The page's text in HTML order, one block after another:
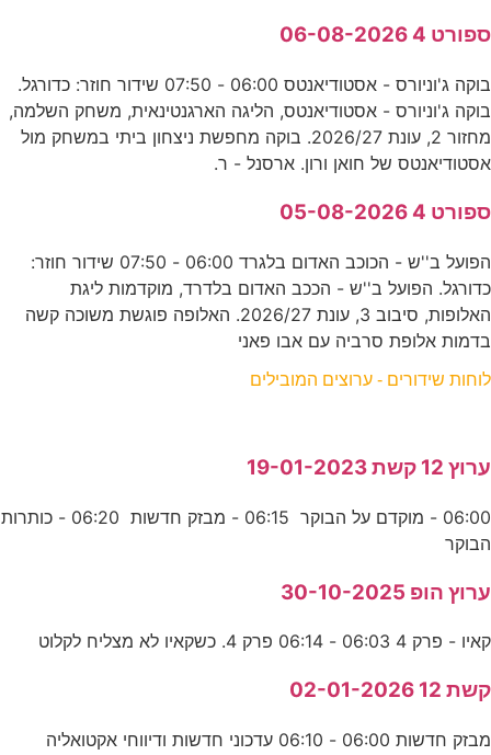
ספורט 4 06-08-2026
בוקה ג'וניורס - אסטודיאנטס 06:00 - 07:50 שידור חוזר: כדורגל.
בוקה ג'וניורס - אסטודיאנטס, הליגה הארגנטינאית, משחק השלמה,
מחזור 2, עונת 2026/27. בוקה מחפשת ניצחון ביתי במשחק מול
אסטודיאנטס של חואן ורון. ארסנל - ר.
ספורט 4 05-08-2026
הפועל ב''ש - הכוכב האדום בלגרד 06:00 - 07:50 שידור חוזר:
כדורגל. הפועל ב''ש - הככב האדום בלדרד, מוקדמות ליגת
האלופות, סיבוב 3, עונת 2026/27. האלופה פוגשת משוכה קשה
בדמות אלופת סרביה עם אבו פאני
לוחות שידורים - ערוצים המובילים
ערוץ 12 קשת 19-01-2023
06:00 - מוקדם על הבוקר 06:15 - מבזק חדשות 06:20 - כותרות
הבוקר
ערוץ הופ 30-10-2025
קאיו - פרק 4 06:03 - 06:14 פרק 4. כשקאיו לא מצליח לקלוט
קשת 12 02-01-2026
מבזק חדשות 06:00 - 06:10 עדכוני חדשות ודיווחי אקטואליה